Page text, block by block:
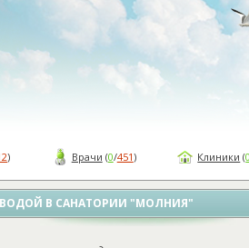
) Врачи (0/451) Клиники (
В САНАТОРИИ "МОЛНИЯ"